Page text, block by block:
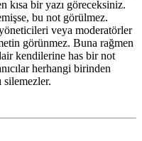
kısa bir yazı göreceksiniz.
bu not görülmez.
veya moderatörler
görünmez. Buna rağmen
kendilerine has bir not
herhangi birinden
silemezler.